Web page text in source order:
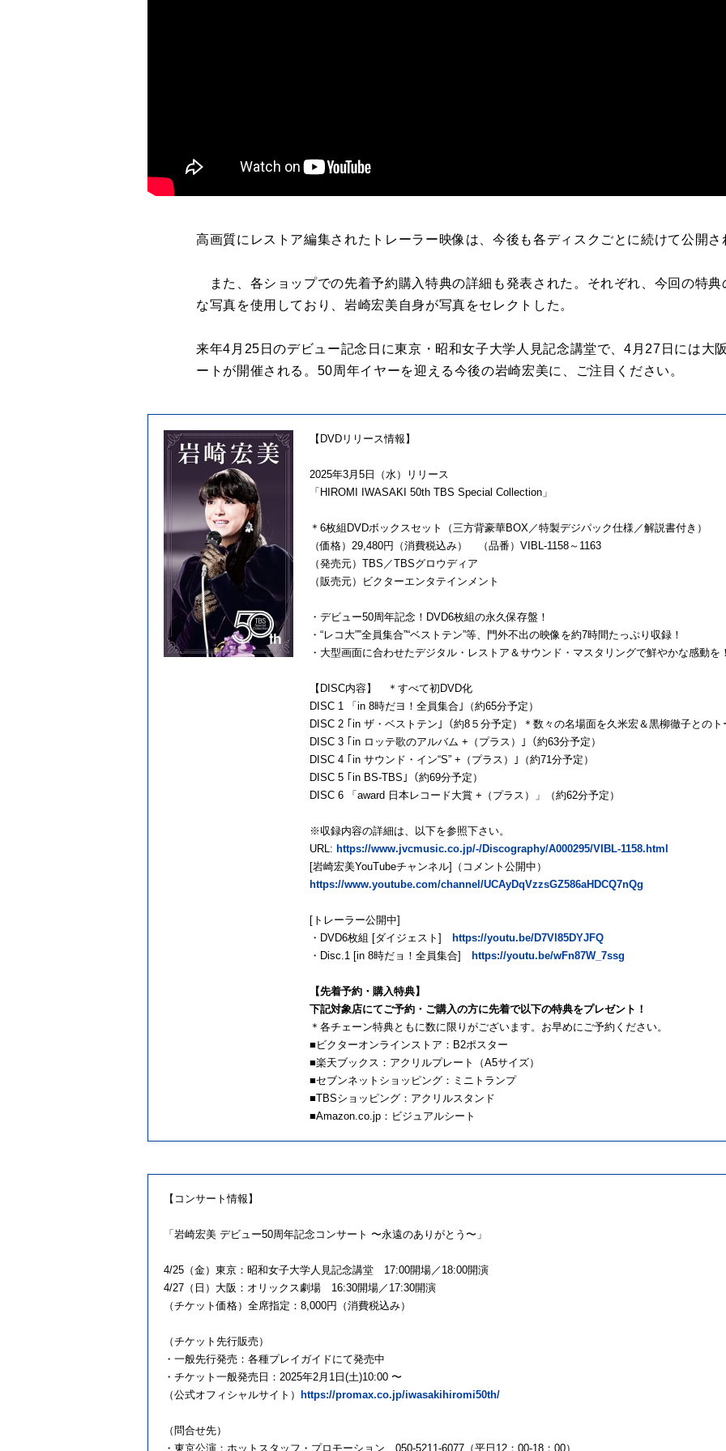
高画質にレストア編集されたトレーラー映像は、今後も各ディスクごとに続けて公開さ
また、各ショップでの先着予約購入特典の詳細も発表された。それぞれ、今回の特典
な写真を使用しており、岩崎宏美自身が写真をセレクトした。
来年4月25日のデビュー記念日に東京・昭和女子大学人見記念講堂で、4月27日には大
ートが開催される。50周年イヤーを迎える今後の岩崎宏美に、ご注目ください。
【DVDリリース情報】
2025年3月5日（水）リリース
「HIROMI IWASAKI 50th TBS Special Collection」
＊6枚組DVDボックスセット（三方背豪華BOX／特製デジパック仕様／解説書付き）
（価格）29,480円（消費税込み） （品番）VIBL-1158～1163
（発売元）TBS／TBSグロウディア
（販売元）ビクターエンタテインメント
・デビュー50周年記念！DVD6枚組の永久保存盤！
・“レコ大”‟全員集合”“ベストテン”等、門外不出の映像を約7時間たっぷり収録！
・大型画面に合わせたデジタル・レストア＆サウンド・マスタリングで鮮やかな感動を
【DISC内容】 ＊すべて初DVD化
DISC 1 「in 8時だヨ！全員集合｣（約65分予定）
DISC 2 ｢in ザ・ベストテン｣（約8５分予定）＊数々の名場面を久米宏＆黒柳徹子との
DISC 3 ｢in ロッテ歌のアルバム +（プラス）｣（約63分予定）
DISC 4 ｢in サウンド・イン“S” +（プラス）｣（約71分予定）
DISC 5 ｢in BS-TBS｣（約69分予定）
DISC 6 「award 日本レコード大賞 +（プラス）」（約62分予定）
※収録内容の詳細は、以下を参照下さい。
URL: https://www.jvcmusic.co.jp/-/Discography/A000295/VIBL-1158.html
[岩崎宏美YouTubeチャンネル]（コメント公開中）
https://www.youtube.com/channel/UCAyDqVzzsGZ586aHDCQ7nQg
[トレーラー公開中]
・DVD6枚組 [ダイジェスト]
https://youtu.be/D7Vl85DYJFQ
・Disc.1 [in 8時だョ！全員集合]
https://youtu.be/wFn87W_7ssg
【先着予約・購入特典】
下記対象店にてご予約・ご購入の方に先着で以下の特典をプレゼント！
＊各チェーン特典ともに数に限りがございます。お早めにご予約ください。
■ビクターオンラインストア：B2ポスター
■楽天ブックス：アクリルプレート（A5サイズ）
■セブンネットショッピング：ミニトランプ
■TBSショッピング：アクリルスタンド
■Amazon.co.jp：ビジュアルシート
【コンサート情報】
「岩崎宏美 デビュー50周年記念コンサート 〜永遠のありがとう〜」
4/25（金）東京：昭和女子大学人見記念講堂 17:00開場／18:00開演
4/27（日）大阪：オリックス劇場 16:30開場／17:30開演
（チケット価格）全席指定：8,000円（消費税込み）
（チケット先行販売）
・一般先行発売：各種プレイガイドにて発売中
・チケット一般発売日：2025年2月1日(土)10:00 〜
（公式オフィシャルサイト）
https://promax.co.jp/iwasakihiromi50th/
（問合せ先）
・東京公演：ホットスタッフ・プロモーション 050-5211-6077（平日12：00-18：00）